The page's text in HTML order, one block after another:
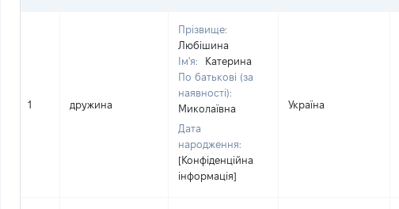
1 дружина
Прізвище:
Любішина
Ім'я:
Катерина
По батькові (за
наявності):
Миколаївна
Дата
народження:
[Конфіденційна
інформація]
Україна